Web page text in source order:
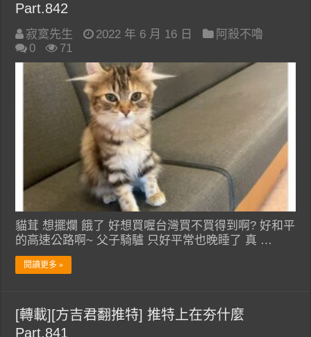
Part.842
寂寞先生 2022 年 6 月 16 日
阿殺不嚕
0
71
貓茸 想擺爛 餓了 好想買喔台灣買不買得到啊? 好和平
的高速公路啊~ 父子騎驢 只好平常也晚睡了 真 …
閱讀更多 »
[轉載][方吉君翻推特] 推特上在夯什麼
Part.841